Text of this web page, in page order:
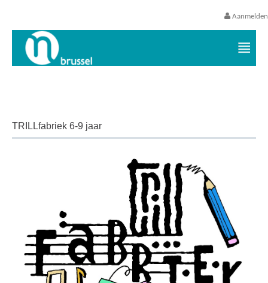
Aanmelden
TRILLfabriek 6-9 jaar